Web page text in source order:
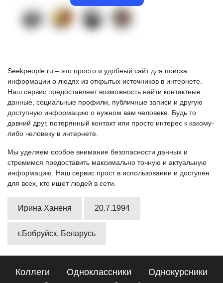
Seekpeople.ru – это просто и удобный сайт для поиска
информации о людях из открытых источников в интернете.
Наш сервис предоставляет возможность найти контактные
данные, социальные профили, публичные записи и другую
доступную информацию о нужном вам человеке. Будь то
давний друг, потерянный контакт или просто интерес к какому-
либо человеку в интернете.
Мы уделяем особое внимание безопасности данных и
стремимся предоставить максимально точную и актуальную
информацию. Наш сервис прост в использовании и доступен
для всех, кто ищет людей в сети.
Ирина Ханеня 20.7.1994
г.Бобруйск, Беларусь
Коллеги Одноклассники
Однокурсники